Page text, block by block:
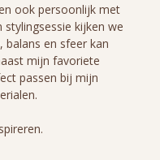
ook persoonlijk met
stylingsessie kijken we
en sfeer kan
mijn favoriete
passen bij mijn